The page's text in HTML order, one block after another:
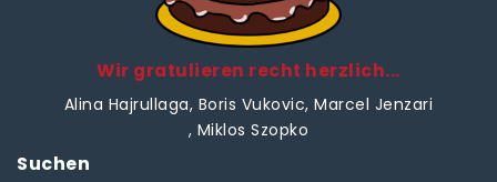
Wir gratulieren recht herzlich...
Alina Hajrullaga, Boris Vukovic, Marcel Jenzari
, Miklos Szopko
Suchen